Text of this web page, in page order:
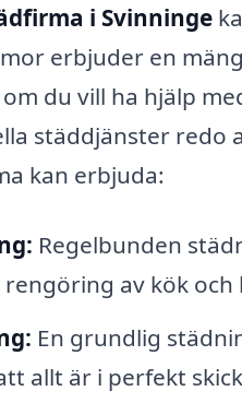
i Svinninge
erbjuder en
du vill ha hjälp
städdjänster redo
kan erbjuda:
Regelbunden
av kök och
En grundlig
allt är i perfekt